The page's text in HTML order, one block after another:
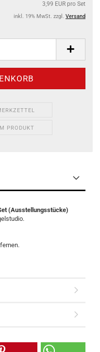
3,99 EUR pro Set
inkl. 19% MwSt. zzgl. Versand
PRODUKT
(Ausstellungsstücke)